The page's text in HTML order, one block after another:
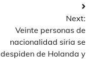
Next:
Veinte personas de
nacionalidad siria se
despiden de Holanda y